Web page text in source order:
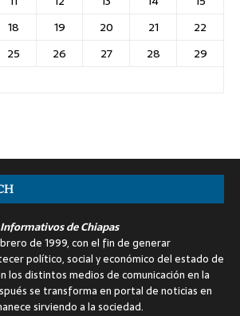
18 19 20 21
22
25 26 27 28
29
de Chiapas
de 1999, con el fin de generar
político, social y económico del estado de
los distintos medios de comunicación en la
se transforma en portal de noticias en
sirviendo a la sociedad.